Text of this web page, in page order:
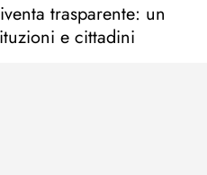
trasparente: un
e cittadini